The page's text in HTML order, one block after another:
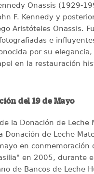
Onassis (1929-
F. Kennedy y
Aristóteles Onassis.
e
por su
en la restauración
del 19 de Mayo
la Donación de Leche
Donación de Leche
en conmemoración
en 2005, durante
de Bancos de Leche